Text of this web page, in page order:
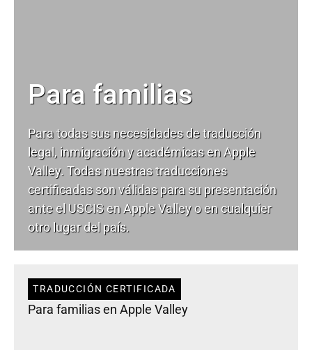
Para familias
Para todas sus necesidades detraducción
legal, inmigración y académicas en Apple
Valley. Todas nuestras traducciones
certificadas son válidas para su presentación
ante el USCIS en Apple Valley o en cualquier
otro lugar del país.
TRADUCCIÓN CERTIFICADA
Para familias en Apple Valley